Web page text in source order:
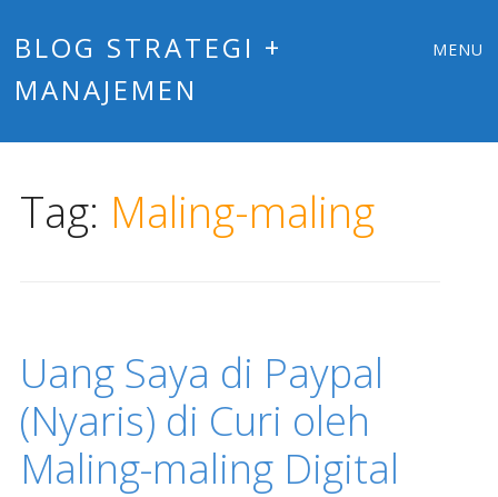
BLOG STRATEGI +
MANAJEMEN
MENU
Tag: Maling-maling
Uang Saya di Paypal
(Nyaris) di Curi oleh
Maling-maling Digital